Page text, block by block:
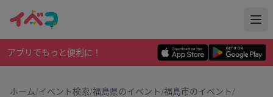
アプリでもっと便利に！
ホーム/イベント検索/福島県のイベント/福島市のイベント/